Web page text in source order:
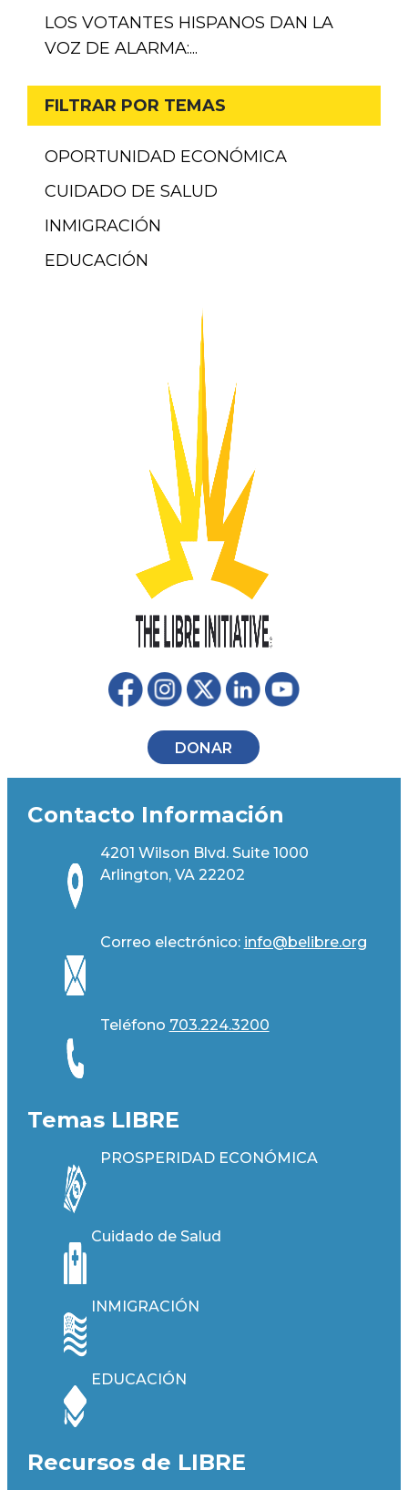
LOS VOTANTES HISPANOS DAN LA
VOZ DE ALARMA:...
FILTRAR POR TEMAS
OPORTUNIDAD ECONÓMICA
CUIDADO DE SALUD
INMIGRACIÓN
EDUCACIÓN
DONAR
Contacto Información
4201 Wilson Blvd. Suite 1000
Arlington, VA 22202
Correo electrónico: info@belibre.org
Teléfono 703.224.3200
Temas LIBRE
PROSPERIDAD ECONÓMICA
Cuidado de Salud
INMIGRACIÓN
EDUCACIÓN
Recursos de LIBRE